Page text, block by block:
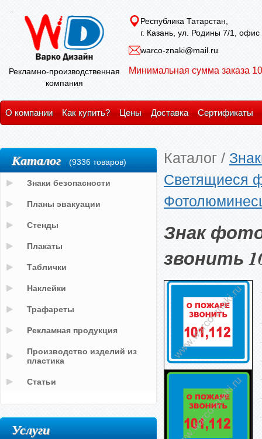
Рекламно-производственная
компания
Республика Татарстан,
г. Казань, ул. Родины 7/1, офис
warco-znaki@mail.ru
Минимальная сумма заказа
О компании Как купить? Цены Доставка Сертификаты
Каталог /
Светящиеся
Знак
звонить
Каталог (9336 товаров)
Знаки безопасности
Планы эвакуации
Стенды
Плакаты
Таблички
Наклейки
Трафареты
Рекламная продукция
Производство изделий из
пластика
Статьи
Услуги